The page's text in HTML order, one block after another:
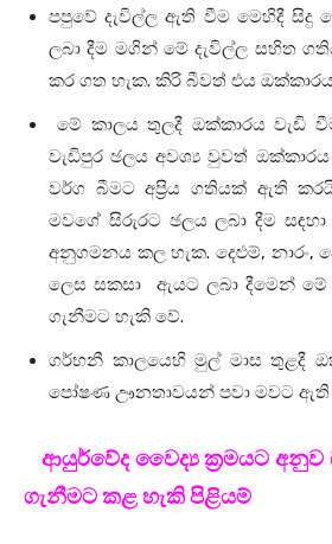
පපුවේ දැවිල්ල ඇති වීම මෙහිදී සිදු
ලබා දීම මගින් මේ දැවිල්ල සහිත
කර ගත හැක. කිරි බීවත් එය
මේ කාලය තුලදී ඔක්කාරය වැඩි
වැඩිපුර ඡලය අවශ්‍ය වුවත්
වර්ග බීමට අප‍්‍රිය ගතියක් ඇති
මවගේ සිරුරට ඡලය ලබා දීම
අනුගමනය කල හැක. දෙළුම්, නාරං,
ලෙස සකසා ඇයට ලබා දීමෙන්
ගැනීමට හැකි වේ.
ගර්භනී කාලයෙහි මුල් මාස තුළදී
පෝෂණ ඌනතාවයන් පවා මවට ඇති
ආයුර්වේද වෛද්‍ය ක්‍රමයට අනුව
ගැනීමට කළ හැකි පිළියම්